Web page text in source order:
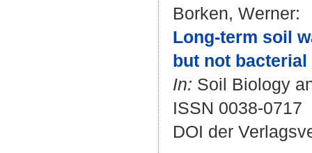
Borken, Werner:
Long-term soil
but not
In: Soil Biology
ISSN 0038-0717
DOI der